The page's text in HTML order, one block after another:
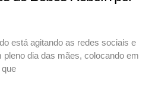
está agitando as redes sociais e
dia das mães, colocando em